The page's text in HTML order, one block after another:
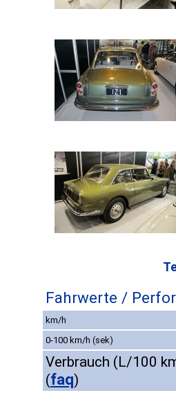
Fahrwerte /
km/h
0-100 km/h (sek)
Verbrauch (L/100
(faq)